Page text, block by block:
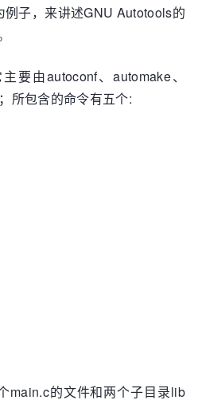
子，来讲述GNU Autotools的
要由autoconf、automake、
所包含的命令有五个:
main.c的文件和两个子目录lib